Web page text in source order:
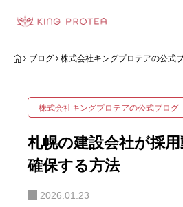
会社概要
利用規約
お問い合わせフォーム
ブログ 株式会社キングプロテアの公式
株式会社キングプロテアの公式ブログ
札幌の建設会社が採
確保する方法
2026.01.23